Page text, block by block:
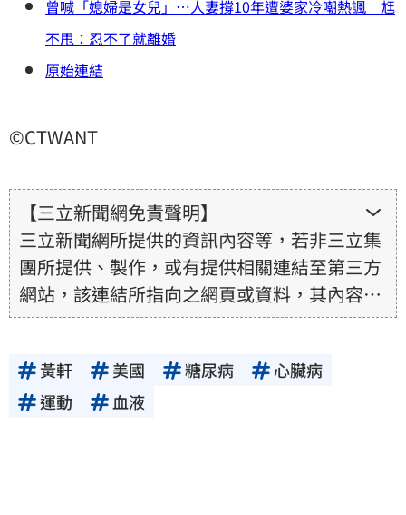
曾喊「媳婦是女兒」…人妻撐10年遭婆家冷嘲熱諷 尪
不甩：忍不了就離婚
原始連結
©CTWANT
【三立新聞網免責聲明】
三立新聞網所提供的資訊內容等，若非三立集
團所提供、製作，或有提供相關連結至第三方
網站，該連結所指向之網頁或資料，其內容均
為所連結網站提供，相關權利均為該網站、內
其真實性、正確性、即時性、完整性或合法
性。三立新聞網所提供的資訊內容，若其著作
黃軒 美國 糖尿病
心臟病
運動
血液